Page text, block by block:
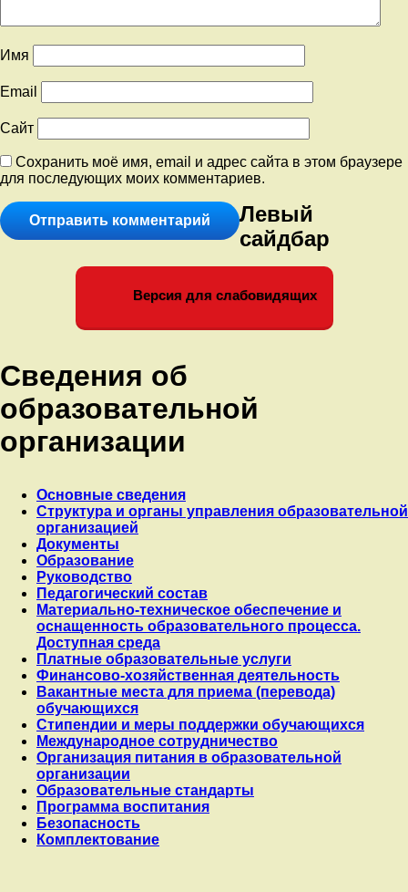
Имя
Email
Сайт
Сохранить моё имя, email и адрес сайта в этом браузере
для последующих моих комментариев.
Левый
сайдбар
Версия для слабовидящих
Сведения об
образовательной
организации
Основные сведения
Структура и органы управления образовательной
организацией
Документы
Образование
Руководство
Педагогический состав
Материально-техническое обеспечение и
оснащенность образовательного процесса.
Доступная среда
Платные образовательные услуги
Финансово-хозяйственная деятельность
Вакантные места для приема (перевода)
обучающихся
Стипендии и меры поддержки обучающихся
Международное сотрудничество
Организация питания в образовательной
организации
Образовательные стандарты
Программа воспитания
Безопасность
Комплектование